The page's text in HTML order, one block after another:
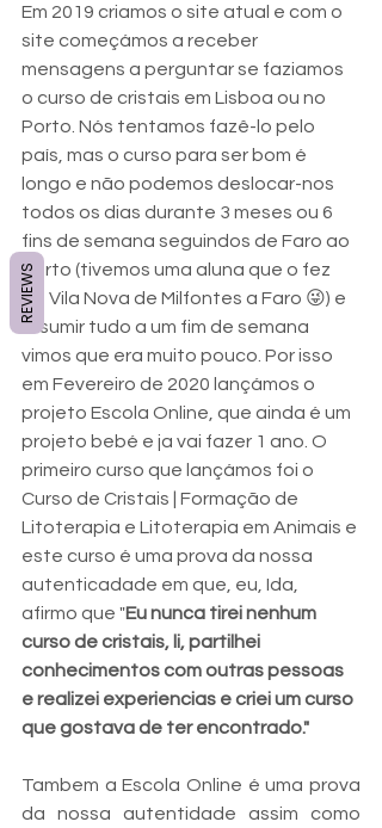
Em 2019 criamos o site atual e com o
site começámos a receber
mensagens a perguntar se faziamos
o curso de cristais em Lisboa ou no
Porto. Nós tentamos fazê-lo pelo
país, mas o curso para ser bom é
longo e não podemos deslocar-nos
todos os dias durante 3 meses ou 6
fins de semana seguindos de Faro ao
Porto (tivemos uma aluna que o fez
de Vila Nova de Milfontes a Faro 😜) e
resumir tudo a um fim de semana
vimos que era muito pouco. Por isso
em Fevereiro de 2020 lançámos o
projeto Escola Online, que ainda é um
projeto bebé e ja vai fazer 1 ano. O
primeiro curso que lançámos foi o
Curso de Cristais | Formação de
Litoterapia e Litoterapia em Animais e
este curso é uma prova da nossa
autenticadade em que, eu, Ida,
afirmo que "Eu nunca tirei nenhum
curso de cristais, li, partilhei
conhecimentos com outras pessoas
e realizei experiencias e criei um curso
que gostava de ter encontrado."
Tambem a Escola Online é uma prova
da nossa autentidade assim como
REVIEWS